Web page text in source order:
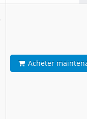
Acheter